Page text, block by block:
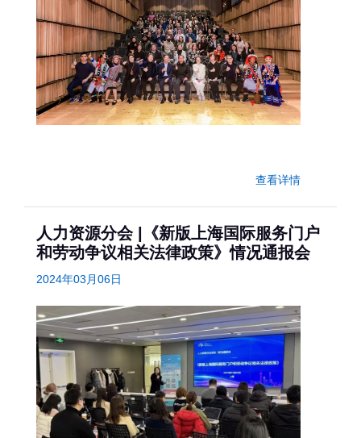
查看详情
人力资源分会 |《新版上海国际服务门户
和劳动争议相关法律政策》情况通报会
2024年03月06日